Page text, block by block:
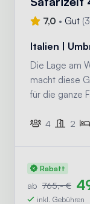
7,0 • Gut (
Italien |
Die Lage am
macht diese
für die ganze
sich nicht am
4 2
Rabatt
ab 765,- €
inkl. Gebühren